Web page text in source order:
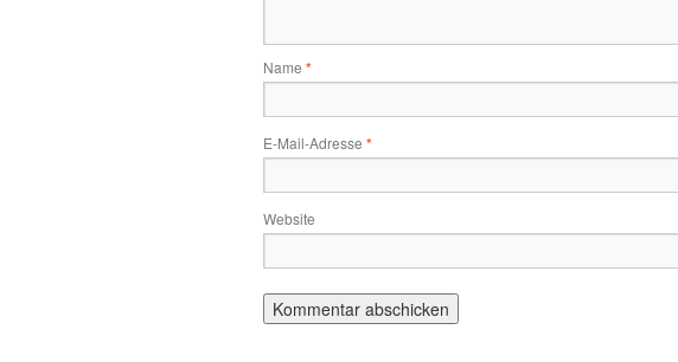
Name *
E-Mail-Adresse *
Website